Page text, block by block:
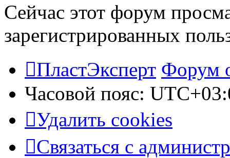
Сейчас этот форум
зарегистрированных
ПластЭксперт Форум
Часовой пояс:
Удалить cookies
Связаться с